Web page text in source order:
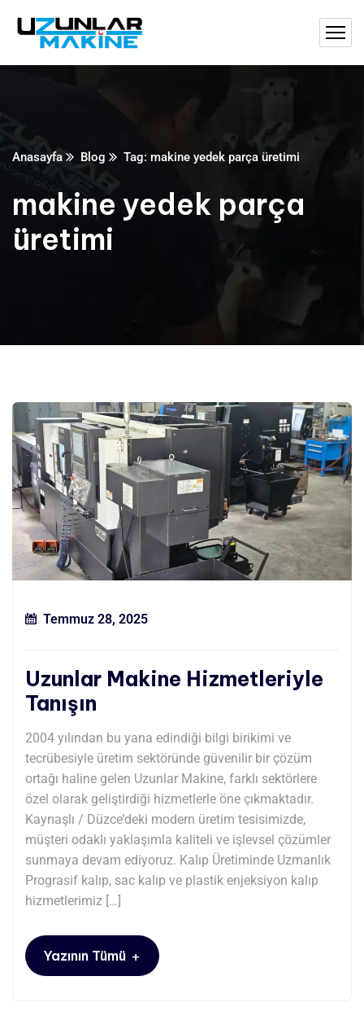
Anasayfa Blog Tag: makine yedek parça üretimi
makine yedek parça
üretimi
Temmuz 28, 2025
Uzunlar Makine Hizmetleriyle
Tanışın
2004 yılından bu yana edindiği bilgi birikimi ve
tecrübesiyle üretim sektöründe güvenilir bir çözüm
ortağı haline gelen Uzunlar Makine, farklı sektörlere
özel olarak geliştirdiği hizmetlerle öne çıkmaktadır.
Kaynaşlı / Düzce’deki modern üretim tesisimizde,
müşteri odaklı yaklaşımla kaliteli ve işlevsel çözümler
sunmaya devam ediyoruz. Kalıp Üretiminde Uzmanlık
Prograsif kalıp, sac kalıp ve plastik enjeksiyon kalıp
hizmetlerimiz […]
Yazının Tümü +